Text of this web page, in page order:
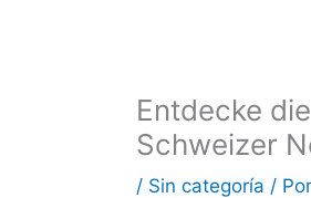
Entdecke
Schweizer
/ Sin categoría / Por